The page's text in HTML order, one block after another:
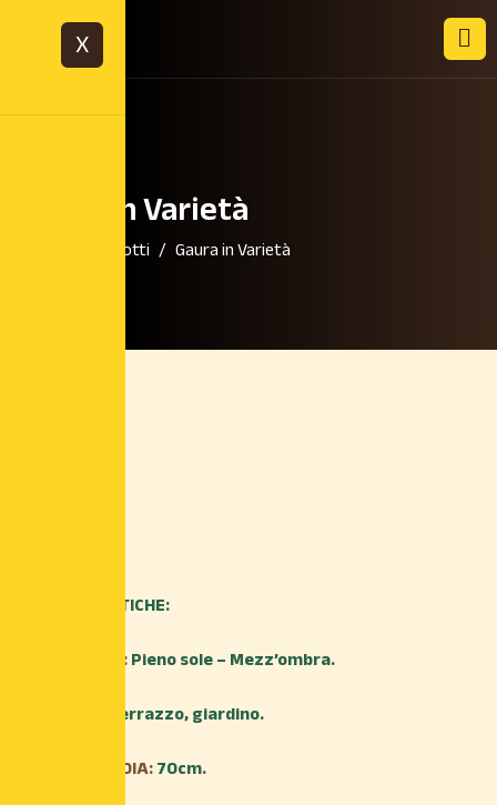
X
Gaura in Varietà
Prodotti Gaura in Varietà
CARATTERISTICHE:
ESPOSIZIONE:Pieno sole – Mezz’ombra.
Terrazzo, giardino.
ALTEZZA MEDIA:70cm.